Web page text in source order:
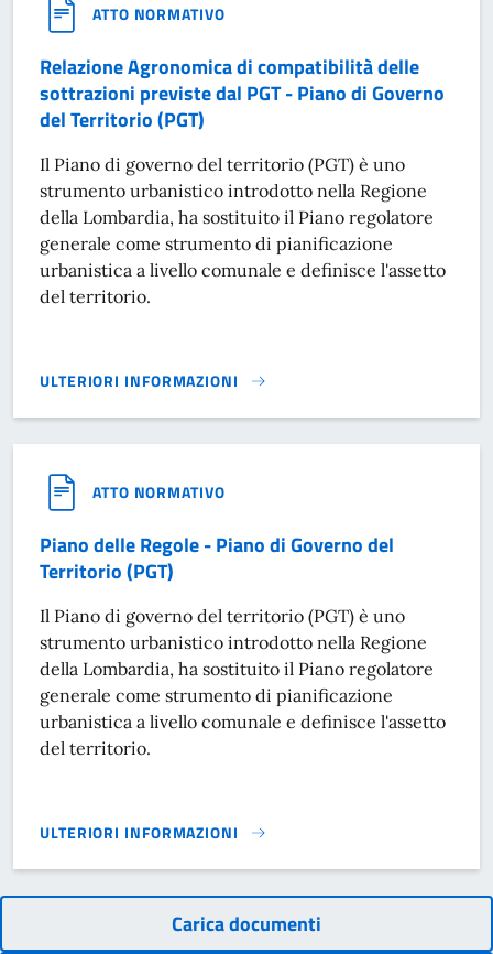
ATTO NORMATIVO
Relazione Agronomica di compatibilità delle
sottrazioni previste dal PGT - Piano di Governo
del Territorio (PGT)
Il Piano di governo del territorio (PGT) è uno
strumento urbanistico introdotto nella Regione
della Lombardia, ha sostituito il Piano regolatore
generale come strumento di pianificazione
urbanistica a livello comunale e definisce l'assetto
del territorio.
ULTERIORI INFORMAZIONI
RELAZIONE AGRONOMICA DI COMPATIBILITÀ DELLE
ATTO NORMATIVO
Piano delle Regole - Piano di Governo del
Territorio (PGT)
Il Piano di governo del territorio (PGT) è uno
strumento urbanistico introdotto nella Regione
della Lombardia, ha sostituito il Piano regolatore
generale come strumento di pianificazione
urbanistica a livello comunale e definisce l'assetto
del territorio.
ULTERIORI INFORMAZIONI
PIANO DELLE REGOLE - PIANO DI GOVERNO DEL
Carica documenti